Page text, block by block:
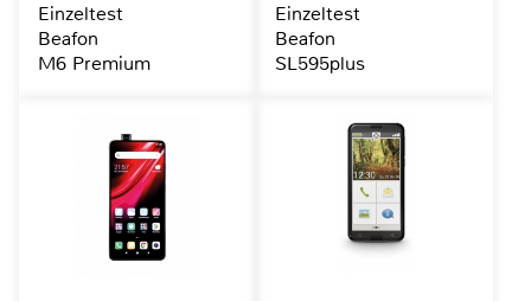
Einzeltest
Beafon
M6 Premium
Einzeltest
Beafon
SL595plus